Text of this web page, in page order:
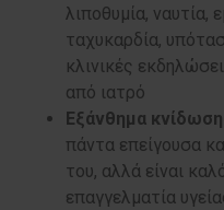
λιποθυμία, ναυτία,
ταχυκαρδία,
κλινικές
από ιατρό
Εξάνθημα
πάντα επείγουσα
του, αλλά είναι
επαγγελματία